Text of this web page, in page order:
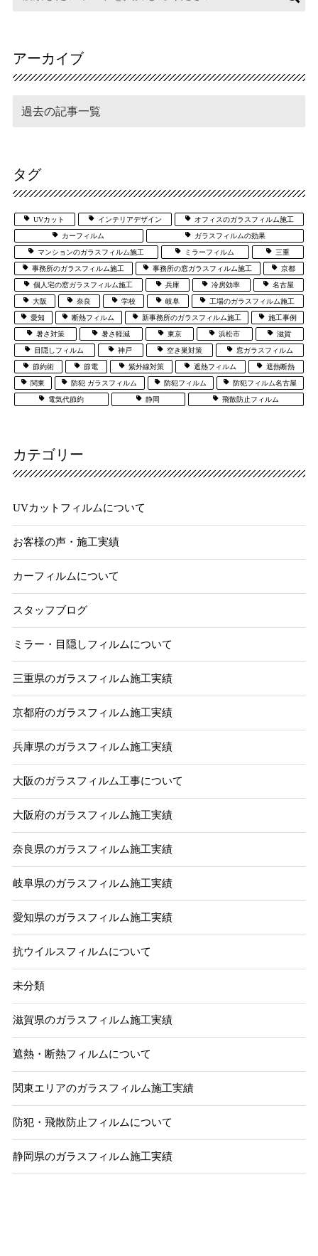
アーカイブ
タグ
UVカット インテリアデザイン オフィスのガラスフィルム施工
カーフィルム ガラスフィルムの効果
マンションのガラスフィルム施工 ミラーフィルム 三重
事務所のガラスフィルム施工 事務所の窓ガラスフィルム施工 京都
個人宅の窓ガラスフィルム施工 兵庫 冷房効率 名古屋
大阪 奈良 学校 岐阜 工場のガラスフィルム施工
愛知 断熱フィルム 新事務所のガラスフィルム施工 施工事例
暑さ対策 暑さ軽減 東京 浜松市 滋賀
目隠しフィルム 神戸 空き巣対策 窓ガラスフィルム
節約術 節電 紫外線対策 遮熱フィルム 遮熱断熱
関東 防犯 ガラスフィルム 防犯フィルム 防犯フィルム名古屋
電気代節約 静岡 飛散防止フィルム
カテゴリー
UVカットフィルムについて
お客様の声・施工実績
カーフィルムについて
スタッフブログ
ミラー・目隠しフィルムについて
三重県のガラスフィルム施工実績
京都府のガラスフィルム施工実績
兵庫県のガラスフィルム施工実績
大阪のガラスフィルム工事について
大阪府のガラスフィルム施工実績
奈良県のガラスフィルム施工実績
岐阜県のガラスフィルム施工実績
愛知県のガラスフィルム施工実績
抗ウイルスフィルムについて
未分類
滋賀県のガラスフィルム施工実績
遮熱・断熱フィルムについて
関東エリアのガラスフィルム施工実績
防犯・飛散防止フィルムについて
静岡県のガラスフィルム施工実績